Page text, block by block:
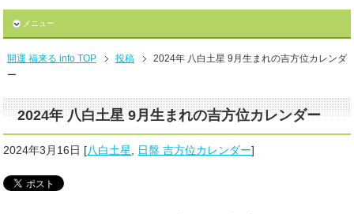
メニュー
開運 福来る info TOP 投稿
2024年 八白土星 9月生まれの吉方位カレンダ
ー
2024年 八白土星 9月生まれの吉方位カレンダー
2024年3月16日 [八白土星 日盤 吉方位カレンダー]